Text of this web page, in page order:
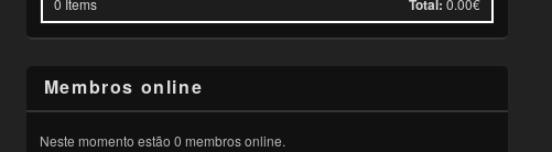
0 Items Total: 0.00€
Membros online
Neste momento estão 0 membros online.